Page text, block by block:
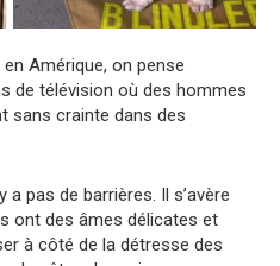
Amérique, on pense
de télévision où des hommes
sans crainte dans des
a pas de barrières. Il s’avère
ont des âmes délicates et
à côté de la détresse des